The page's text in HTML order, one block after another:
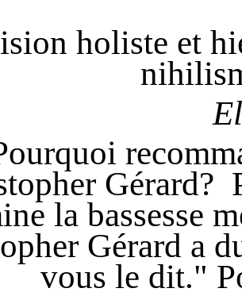
holiste et
Gérard?
la bassesse
Gérard a
vous le dit."